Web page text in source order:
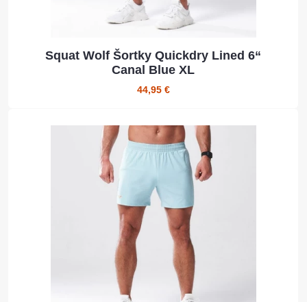
Squat Wolf Šortky Quickdry Lined 6“
Canal Blue XL
44,95 €